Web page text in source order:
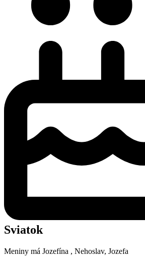
Sviatok
Meniny má Jozefína , Nehoslav, Jozefa